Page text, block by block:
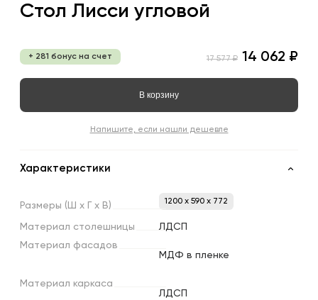
Стол Лисси угловой
+ 281 бонус на счет 17 577 ₽ 14 062 ₽
В корзину
Напишите, если нашли дешевле
Характеристики
Размеры (Ш х х В) 1200 x 590 x 772
Материал столешницы
ЛДСП
Материал фасадов
МДФ в пленке
Материал каркаса
ЛДСП